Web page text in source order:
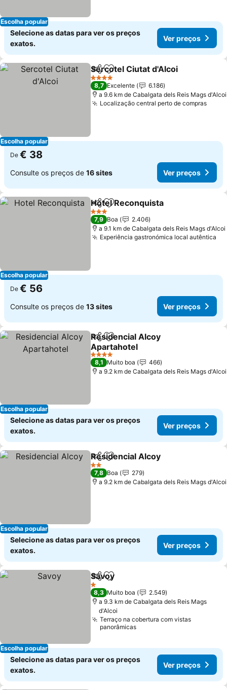
Escolha popular
Selecione as datas para ver os preços
exatos.
Ver preços
Escolha popular
PartilharAdicionar aos favoritos
Sercotel Ciutat d'Alcoi
4 Estrelas
8,7 Excelente
6.186
a 9.6 km de Cabalgata dels Reis Mags d'Alcoi
Localização central perto de comprasVer
De € 38
Consulte os preços de 16 sites Ver preços
Escolha popular
PartilharAdicionar aos favoritos
Hotel Reconquista
3 Estrelas
7,9 Boa
2.406
a 9.1 km de Cabalgata dels Reis Mags d'Alcoi
Experiência gastronómica local autêntica
De € 56
Consulte os preços de 13 sites Ver preços
Escolha popular
PartilharAdicionar aos favoritos
Residencial Alcoy
Apartahotel
Ver preços
4 Estrelas
8,1 Muito boa
466
a 9.2 km de Cabalgata dels Reis Mags d'Alcoi
Selecione as datas para ver os preços
exatos.
Ver preços
Escolha popular
PartilharAdicionar aos favoritos
Residencial Alcoy
2 Estrelas
7,8 Boa
279
a 9.2 km de Cabalgata dels Reis Mags d'Alcoi
Selecione as datas para ver os preços
exatos.
Ver preços
Escolha popular
PartilharAdicionar aos favoritos
Savoy
1 Estrelas
8,3 Muito boa
2.549
a 9.3 km de Cabalgata dels Reis Mags
d'Alcoi
Terraço na cobertura com vistas
panorâmicas
Selecione as datas para ver os preços
exatos.
Ver preços